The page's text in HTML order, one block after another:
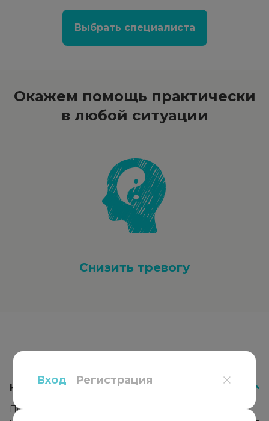
Выбрать специалиста
Окажем помощь практически
в любой ситуации
Снизить тревогу
Вопросыи ответы
Как работает психотерапия?
Психотерапевт подбирает подход к каждому клиенту,
Вход Регистрация